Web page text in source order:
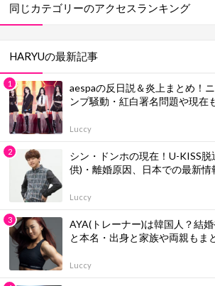
同じカテゴリーのアクセスランキング
HARYUの最新記事
aespaの反日説＆炎上まとめ！
ンプ騒動・紅白署名問題や現在
Luccy
シン・ドンホの現在！U-KISS
供)・離婚原因、日本での最新情
Luccy
AYA(トレーナー)は韓国人？結
と本名・出身と家族や両親もま
Luccy